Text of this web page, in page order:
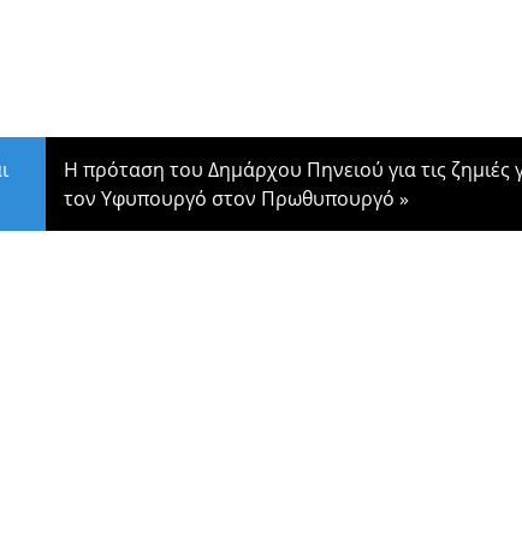
Η πρόταση του Δημάρχου Πηνειού για τις ζημιές
τον Υφυπουργό στον Πρωθυπουργό »